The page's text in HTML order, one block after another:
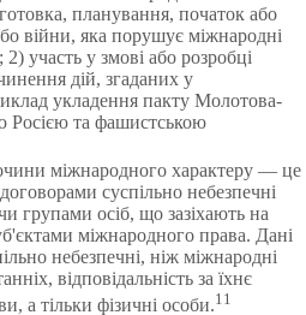
планування, початок або
війни, яка порушує міжнародні
участь у змові або розробці
дій, згаданих у
укладення пакту Молотова-
Росією та фашистською
міжнародного характеру — це
суспільно небезпечні
групами осіб, що зазіхають на
міжнародного права. Дані
небезпечні, ніж міжнародні
відповідальність за їхнє
а тільки фізичні особи.11